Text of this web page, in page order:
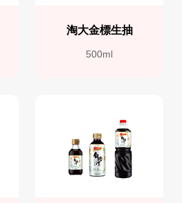
淘大金標生抽
500ml